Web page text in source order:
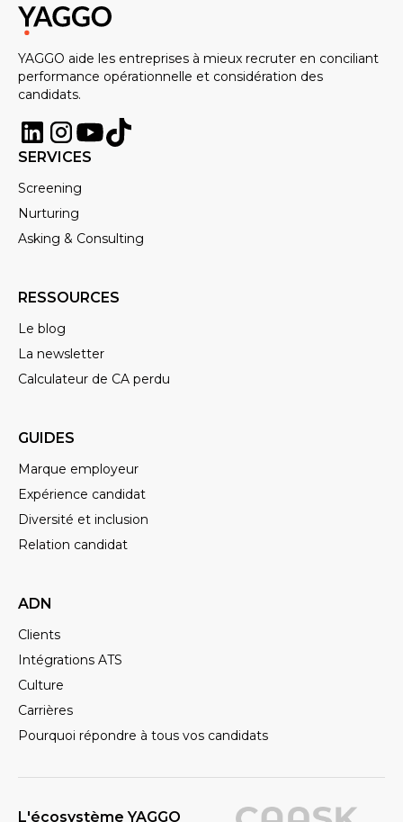
stagiaires, tout au long de son
nous. On va lui donner quelques
règles au début, mais qui sont plus
format paysage, faire attention à la
qualité du son, et après il faut qu’il
prenne un peu le réflexe de se
filmer. C’est pas facile, parfois c’est
un peu bizarre de venir filmer en
Mais pour te donner un exemple, on
a encore des post-it sur notre table
où était notre stagiaire, où il y a écrit
« filme toi ». Donc tu vois, il avait
Et après, c’est surtout la dernière
semaine où il y a pas mal de dérush,
où il va commencer à avoir l’idée un
peu scénaristique pour présenter ses
différentes vidéos. Et nous, on va
quelque chose de standard, mais
plutôt d’avoir un épisode qui
ressemble et qui colle à la
personnalité de notre stagiaire. Ça,
c’est une vraie force.
YAGGO aide les entreprises à mieux recruter en conciliant
performance opérationnelle et considération des
candidats.
SERVICES
Screening
Nurturing
Asking & Consulting
RESSOURCES
Le blog
La newsletter
Calculateur de CA perdu
GUIDES
Marque employeur
Expérience candidat
Diversité et inclusion
Relation candidat
ADN
Clients
Intégrations ATS
Culture
Carrières
Pourquoi répondre à tous vos candidats
L'écosystème YAGGO